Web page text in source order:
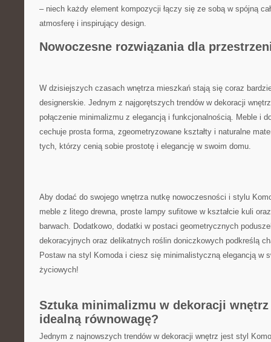
– niech każdy element kompozycji łączy się ze‍ sobą w spójną
atmosferę i inspirujący design.
Nowoczesne ⁣rozwiązania dla
W dzisiejszych czasach wnętrza mieszkań ⁢stają się ⁣coraz⁢
designerskie. Jednym ⁣z najgorętszych trendów⁢ w‍ dekoracji
połączenie ⁣minimalizmu z elegancją⁤ i funkcjonalnością. Meble i
cechuje prosta forma, ⁤zgeometryzowane⁣ kształty i naturalne
tych,⁣ którzy cenią sobie prostotę i elegancję w⁤ swoim⁣ domu.
Aby dodać do swojego ⁢wnętrza nutkę nowoczesności i stylu
meble‌ z litego drewna,⁤ proste lampy sufitowe w kształcie kuli
‌barwach. ⁢Dodatkowo, dodatki w postaci geometrycznych
dekoracyjnych oraz⁣ delikatnych roślin doniczkowych podkreślą
Postaw na​ styl Komoda i ciesz się minimalistyczną elegancją w
życiowych!
Sztuka ⁢minimalizmu w dekoracji
idealną​ równowagę?
Jednym z ⁢najnowszych ⁢trendów w dekoracji ‍wnętrz‌ jest styl⁤